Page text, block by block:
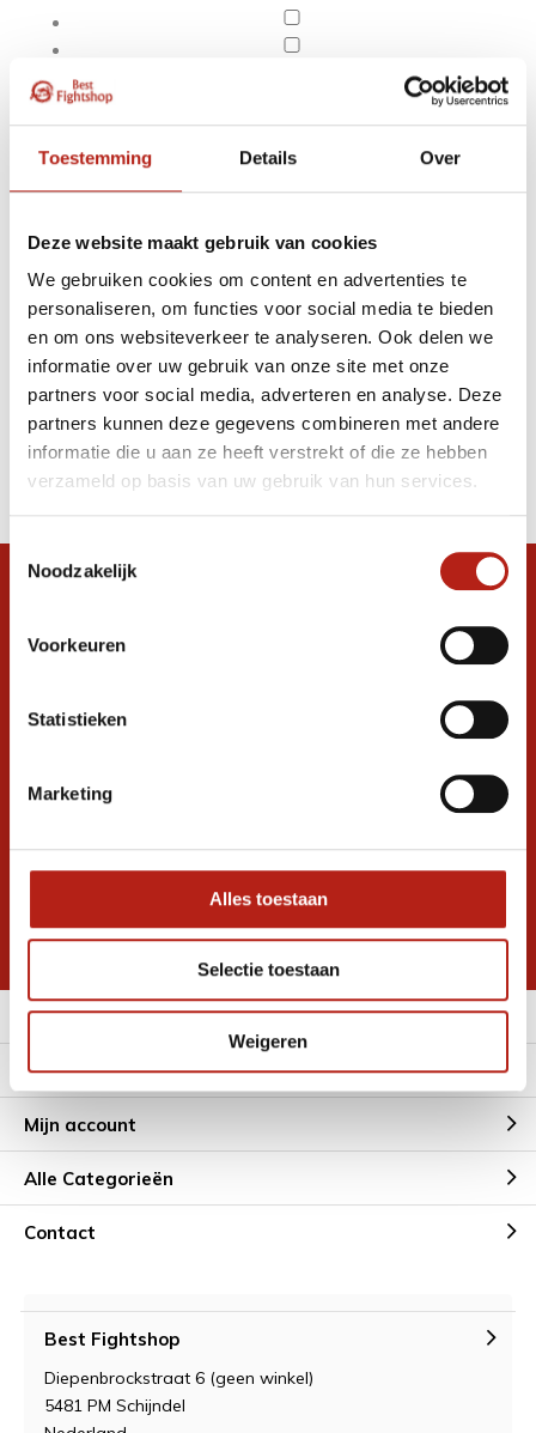
Toestemming Details Over
Deze website maakt gebruik van cookies
We gebruiken cookies om content en advertenties te
personaliseren, om functies voor social media te bieden
en om ons websiteverkeer te analyseren. Ook delen we
informatie over uw gebruik van onze site met onze
partners voor social media, adverteren en analyse. Deze
partners kunnen deze gegevens combineren met andere
informatie die u aan ze heeft verstrekt of die ze hebben
verzameld op basis van uw gebruik van hun services.
Toestemmingsselectie
Noodzakelijk
Voorkeuren
Statistieken
Marketing
Alles toestaan
Selectie toestaan
Weigeren
Apply filters
Producten getagd met
Adidas Double Target
Mitt
Producten
Filter
Stel je vraag in de chat, en we helpen je
graag verder. 24/7
Volg ons
promoties
* Lees hier de wettelijke beperkingen
Meer informatie
Klantenservice
Mijn account
Alle Categorieën
Contact
Best Fightshop
Diepenbrockstraat 6 (geen winkel)
5481 PM Schijndel